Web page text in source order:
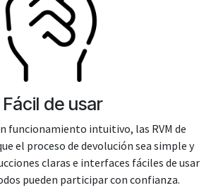
Fácil de usar
funcionamiento intuitivo, las RVM de
el proceso de devolución sea simple y
claras e interfaces fáciles de usar
pueden participar con confianza.